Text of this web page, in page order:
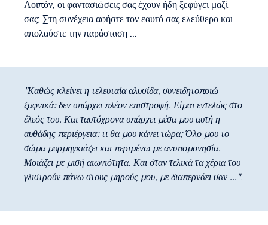
Λοιπόν, οι φαντασιώσεις σας έχουν ήδη ξεφύγει μαζί
σας; Στη συνέχεια αφήστε τον εαυτό σας ελεύθερο και
απολαύστε την παράσταση ...
"Καθώς κλείνει η τελευταία αλυσίδα, συνειδητοποιώ
ξαφνικά: δεν υπάρχει πλέον επιστροφή. Είμαι εντελώς στο
έλεός του. Και ταυτόχρονα υπάρχει μέσα μου αυτή η
αυθάδης περιέργεια: τι θα μου κάνει τώρα; Όλο μου το
σώμα μυρμηγκιάζει και περιμένω με ανυπομονησία.
Μοιάζει με μισή αιωνιότητα. Και όταν τελικά τα χέρια του
γλιστρούν πάνω στους μηρούς μου, με διαπερνάει σαν ...".